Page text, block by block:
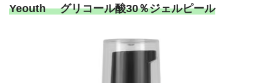
Yeouth グリコール酸30％ジェルピール